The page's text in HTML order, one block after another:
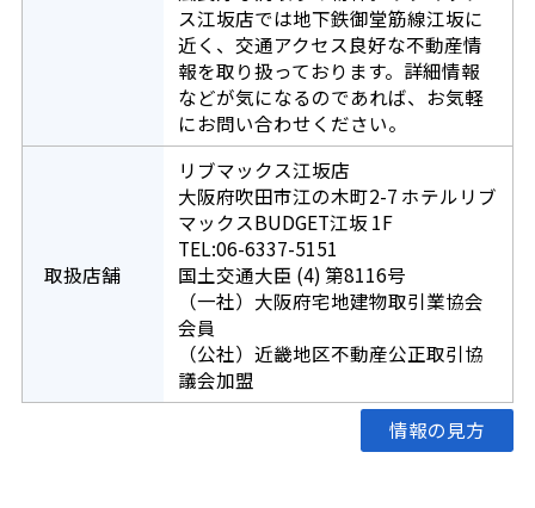
ス江坂店では地下鉄御堂筋線江坂に
近く、交通アクセス良好な不動産情
報を取り扱っております。詳細情報
などが気になるのであれば、お気軽
にお問い合わせください。
取扱店舗
リブマックス江坂店
大阪府吹田市江の木町2-7 ホテルリブ
マックスBUDGET江坂 1F
TEL:06-6337-5151
国土交通大臣 (4) 第8116号
（一社）大阪府宅地建物取引業協会
会員
（公社）近畿地区不動産公正取引協
議会加盟
情報の見方